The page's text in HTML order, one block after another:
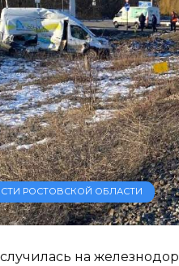
РОСТОВСКОЙ ОБЛАСТИ
на